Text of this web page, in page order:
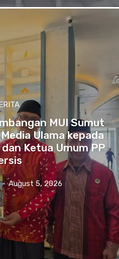
MUI Sumut
Ulama kepada
Ketua Umum PP
- August 5, 2026